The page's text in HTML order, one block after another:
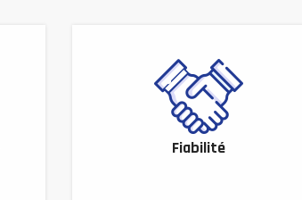
Fiabilité